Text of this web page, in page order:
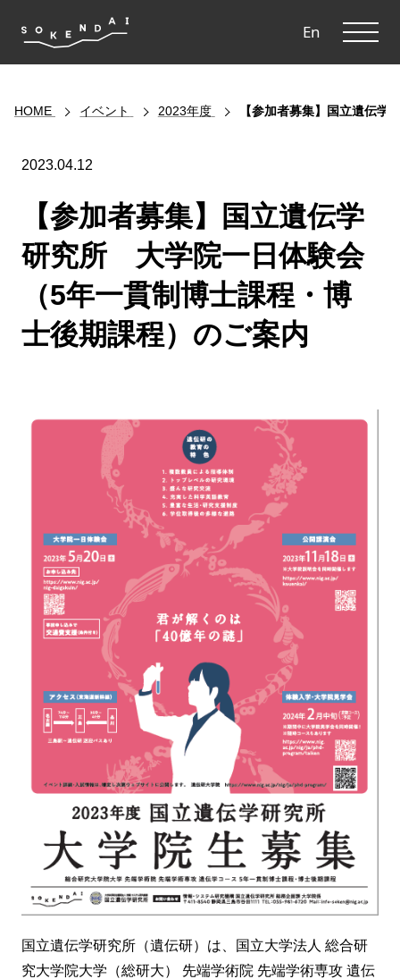
En
HOME イベント 2023年度 【参加者募集】国立遺伝
2023.04.12
【参加者募集】国立遺伝学
研究所 大学院一日体験会
（5年一貫制博士課程・博
士後期課程）のご案内
国立遺伝学研究所（遺伝研）は、国立大学法人 総合研
究大学院大学（総研大） 先端学術院 先端学術専攻 遺伝